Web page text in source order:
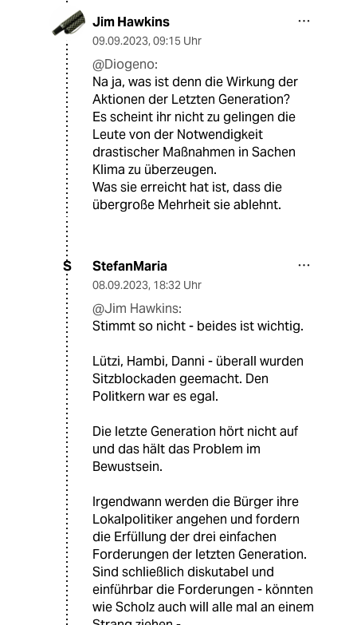
Jim Hawkins
09.09.2023, 09:15 Uhr
@Diogeno:
Na ja, was ist denn die Wirkung der
Aktionen der Letzten Generation?
Es scheint ihr nicht zu gelingen die
Leute von der Notwendigkeit
drastischer Maßnahmen in Sachen
Klima zu überzeugen.
Was sie erreicht hat ist, dass die
übergroße Mehrheit sie ablehnt.
S StefanMaria
08.09.2023, 18:32 Uhr
@Jim Hawkins:
Stimmt so nicht - beides ist wichtig.
Lützi, Hambi, Danni - überall wurden
Sitzblockaden geemacht. Den
Politkern war es egal.
Die letzte Generation hört nicht auf
und das hält das Problem im
Bewustsein.
Irgendwann werden die Bürger ihre
Lokalpolitiker angehen und fordern
die Erfüllung der drei einfachen
Forderungen der letzten Generation.
Sind schließlich diskutabel und
einführbar die Forderungen - könnten
wie Scholz auch will alle mal an einem